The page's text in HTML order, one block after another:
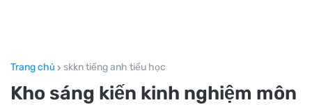
Trang chủ skkn tiếng anh tiểu học
Kho sáng kiến kinh nghiệm môn